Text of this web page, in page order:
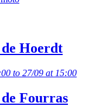
Hoerdt
to 27/09 at 15:00
Fourras